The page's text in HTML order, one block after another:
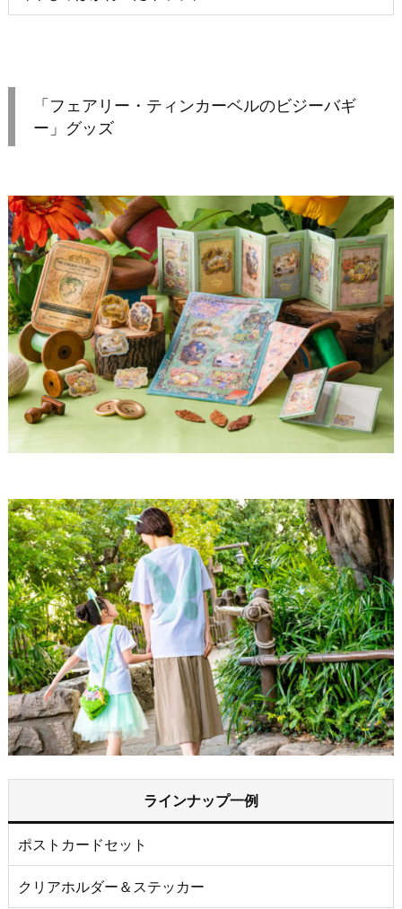
「フェアリー・ティンカーベルのビジーバギ
ー」グッズ
ラインナップ一例
ポストカードセット
クリアホルダー＆ステッカー